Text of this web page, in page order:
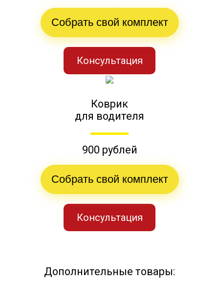
Собрать свой комплект
Консультация
Коврик
для водителя
900 рублей
Собрать свой комплект
Консультация
Дополнительные товары: